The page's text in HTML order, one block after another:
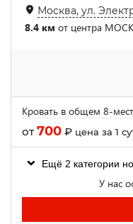
Москва, ул.
8.4 км от центра
Кровать в общем 8-
от700 ₽ цена за 1
Ещё 2 категории
У нас